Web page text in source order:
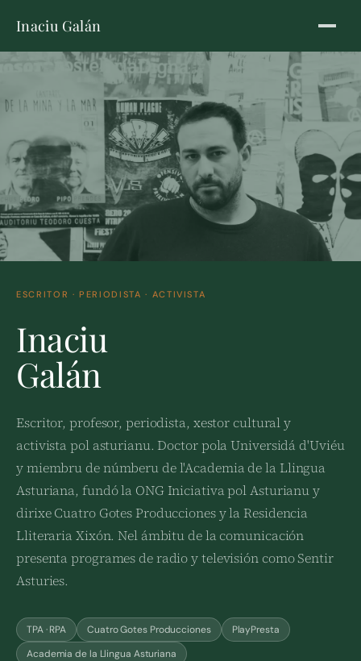
Inaciu Galán
ESCRITOR · PERIODISTA · ACTIVISTA
Inaciu
Galán
Escritor, profesor, periodista, xestor cultural y
activista pol asturianu. Doctor pola Universidá d'Uviéu
y miembru de númberu de l'Academia de la Llingua
Asturiana, fundó la ONG Iniciativa pol Asturianu y
dirixe Cuatro Gotes Producciones y la Residencia
Lliteraria Xixón. Nel ámbitu de la comunicación
presenta programes de radio y televisión como Sentir
Asturies.
TPA · RPA Cuatro Gotes Producciones
PlayPresta
Academia de la Llingua Asturiana